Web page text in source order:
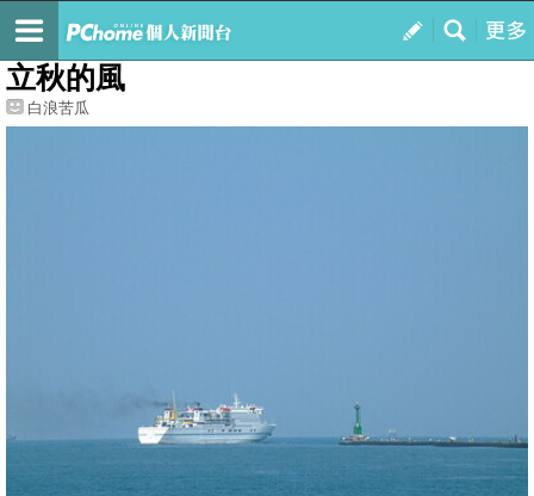
我的
最新文章
立秋的風
白浪苦瓜